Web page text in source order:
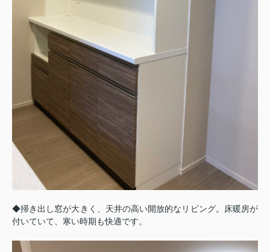
◆掃き出し窓が大きく、天井の高い開放的なリビング。床暖房が
付いていて、寒い時期も快適です。